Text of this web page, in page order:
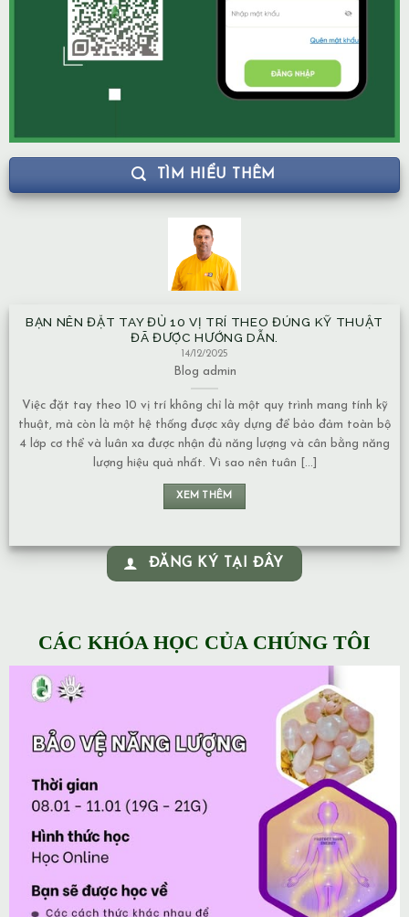
TÌM HIỂU THÊM
BẠN NÊN ĐẶT TAY ĐỦ 10 VỊ TRÍ THEO ĐÚNG KỸ THUẬT
ĐÃ ĐƯỢC HƯỚNG DẪN.
14/12/2025
Blog admin
Việc đặt tay theo 10 vị trí không chỉ là một quy trình mang tính kỹ
thuật, mà còn là một hệ thống được xây dựng để bảo đảm toàn bộ
4 lớp cơ thể và luân xa được nhận đủ năng lượng và cân bằng năng
lượng hiệu quả nhất. Vì sao nên tuân [...]
XEM THÊM
ĐĂNG KÝ TẠI ĐÂY
CÁC KHÓA HỌC CỦA CHÚNG TÔI